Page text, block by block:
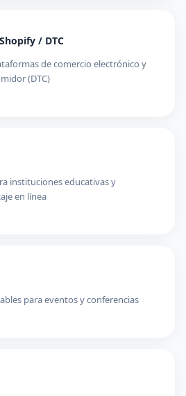
/ DTC
de comercio electrónico y
(DTC)
instituciones educativas y
en línea
para eventos y conferencias